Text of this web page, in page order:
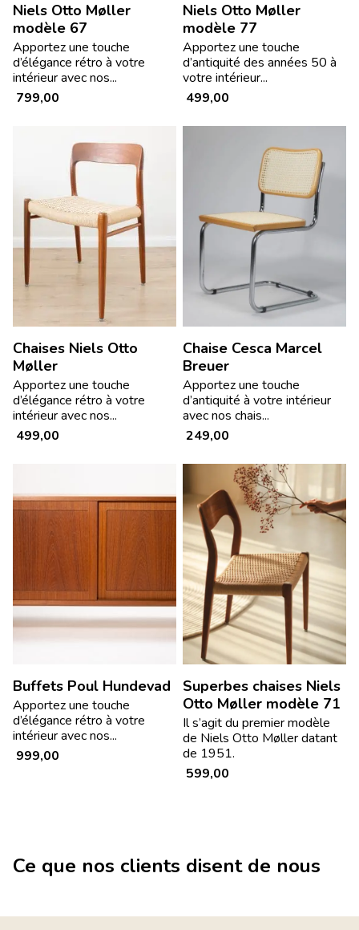
Niels Otto Møller
modèle 67
Apportez une touche
d’élégance rétro à votre
intérieur avec nos...
799,00
Niels Otto Møller
modèle 77
Apportez une touche
d’antiquité des années 50 à
votre intérieur...
499,00
Chaises Niels Otto
Møller
Apportez une touche
d’élégance rétro à votre
intérieur avec nos...
499,00
Chaise Cesca Marcel
Breuer
Apportez une touche
d’antiquité à votre intérieur
avec nos chais...
249,00
Buffets Poul Hundevad
Apportez une touche
d’élégance rétro à votre
intérieur avec nos...
999,00
Superbes chaises Niels
Otto Møller modèle 71
Il s’agit du premier modèle
de Niels Otto Møller datant
de 1951.
599,00
Ce que nos clients disent de nous